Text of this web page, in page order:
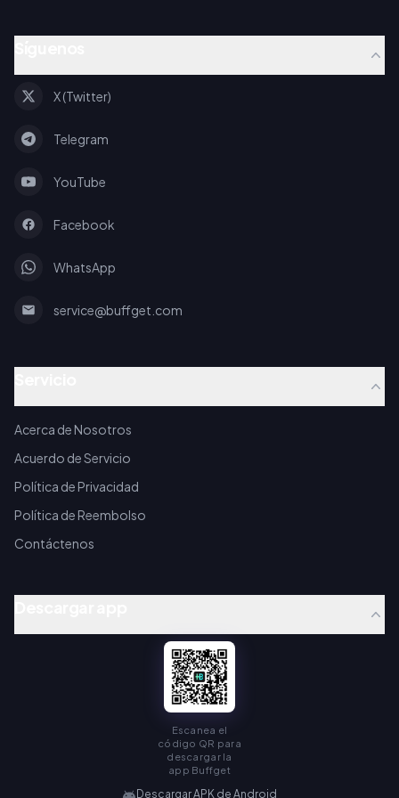
X (Twitter)
Telegram
YouTube
Facebook
WhatsApp
service@buffget.com
Acerca de Nosotros
Acuerdo de Servicio
Política de Privacidad
Política de Reembolso
Contáctenos
Escanea el
código QR para
descargar la
app Buffget
Descargar APK de Android